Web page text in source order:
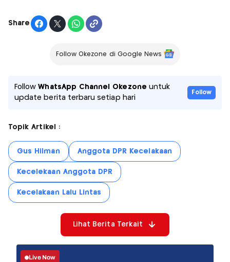
Share
Follow Okezone di Google News
FollowWhatsApp Channel Okezone untuk
update berita terbaru setiap hari
Follow
Topik Artikel :
Gus Hilman Anggota DPR Kecelakaan
Kecelekaan Anggota DPR
Kecelakaan Lalu Lintas
Lihat Berita Terkait
Live Now